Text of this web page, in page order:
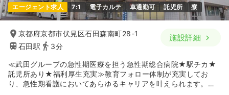
エージェント求人 7:1 電子カルテ 車通勤可 託児所 寮
京都府京都市伏見区石田森南町28-1
石田駅
3分
施設詳細
≪武田グループの急性期医療を担う急性期総合病院★駅チカ★
託児所あり★福利厚生充実≫教育フォロー体制が充実してお
り、急性期看護においてあらゆるキャリアを叶えられます。ま